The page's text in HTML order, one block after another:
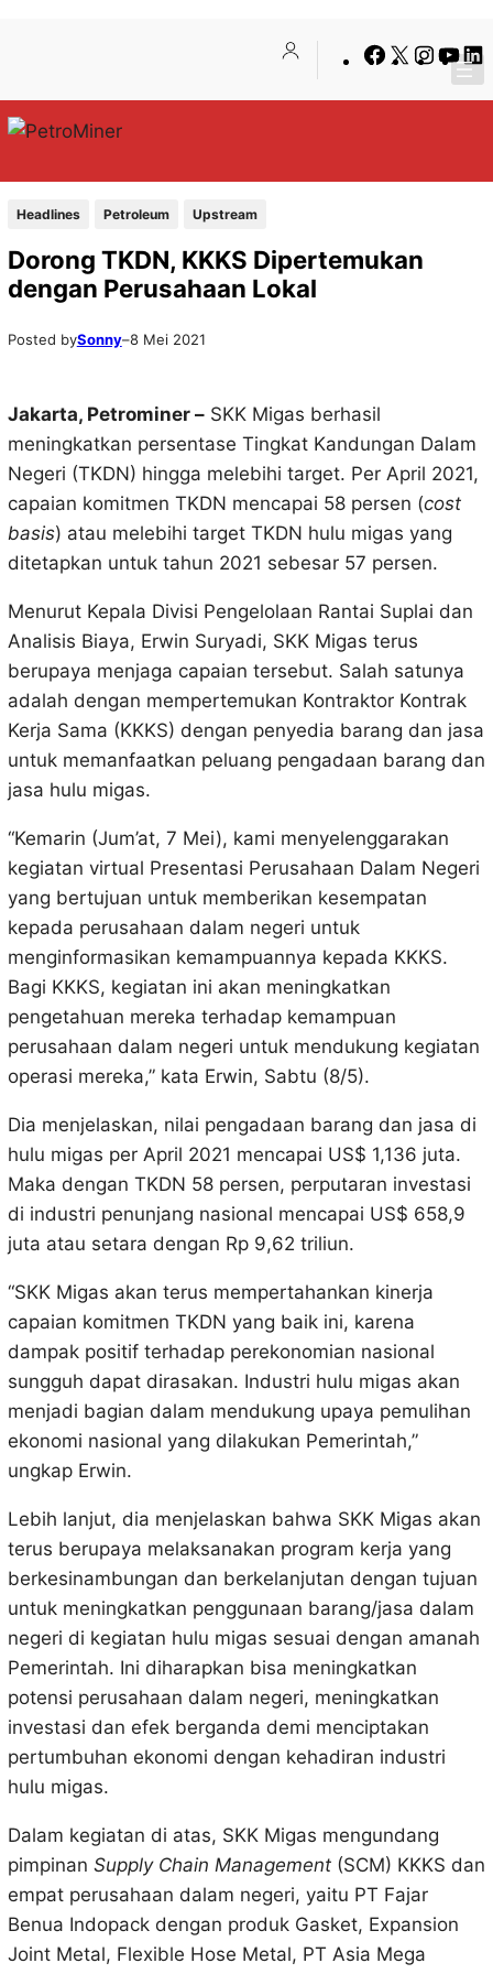
Facebook
X
Headlines Petroleum Upstream
Dorong TKDN, KKKS Dipertemukan
dengan Perusahaan Lokal
Posted bySonny–8 Mei 2021
Jakarta, Petrominer –SKK Migas berhasil
meningkatkan persentase Tingkat Kandungan Dalam
Negeri (TKDN) hingga melebihi target. Per April 2021,
capaian komitmen TKDN mencapai 58 persen (cost
basis) atau melebihi target TKDN hulu migas yang
ditetapkan untuk tahun 2021 sebesar 57 persen.
Menurut Kepala Divisi Pengelolaan Rantai Suplai dan
Analisis Biaya, Erwin Suryadi, SKK Migas terus
berupaya menjaga capaian tersebut. Salah satunya
adalah dengan mempertemukan Kontraktor Kontrak
Kerja Sama (KKKS) dengan penyedia barang dan jasa
untuk memanfaatkan peluang pengadaan barang dan
jasa hulu migas.
“Kemarin (Jum’at, 7 Mei), kami menyelenggarakan
kegiatan virtual Presentasi Perusahaan Dalam Negeri
yang bertujuan untuk memberikan kesempatan
kepada perusahaan dalam negeri untuk
menginformasikan kemampuannya kepada KKKS.
Bagi KKKS, kegiatan ini akan meningkatkan
pengetahuan mereka terhadap kemampuan
perusahaan dalam negeri untuk mendukung kegiatan
operasi mereka,” kata Erwin, Sabtu (8/5).
Dia menjelaskan, nilai pengadaan barang dan jasa di
hulu migas per April 2021 mencapai US$ 1,136 juta.
Maka dengan TKDN 58 persen, perputaran investasi
di industri penunjang nasional mencapai US$ 658,9
juta atau setara dengan Rp 9,62 triliun.
“SKK Migas akan terus mempertahankan kinerja
capaian komitmen TKDN yang baik ini, karena
dampak positif terhadap perekonomian nasional
sungguh dapat dirasakan. Industri hulu migas akan
menjadi bagian dalam mendukung upaya pemulihan
ekonomi nasional yang dilakukan Pemerintah,”
ungkap Erwin.
Lebih lanjut, dia menjelaskan bahwa SKK Migas akan
terus berupaya melaksanakan program kerja yang
berkesinambungan dan berkelanjutan dengan tujuan
untuk meningkatkan penggunaan barang/jasa dalam
negeri di kegiatan hulu migas sesuai dengan amanah
Pemerintah. Ini diharapkan bisa meningkatkan
potensi perusahaan dalam negeri, meningkatkan
investasi dan efek berganda demi menciptakan
pertumbuhan ekonomi dengan kehadiran industri
hulu migas.
Dalam kegiatan di atas, SKK Migas mengundang
pimpinan Supply Chain Management(SCM) KKKS dan
empat perusahaan dalam negeri, yaitu PT Fajar
Benua Indopack dengan produk Gasket, Expansion
Joint Metal, Flexible Hose Metal, PT Asia Mega